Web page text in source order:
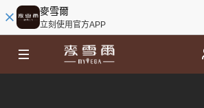
麥雪爾
立刻使用官方APP